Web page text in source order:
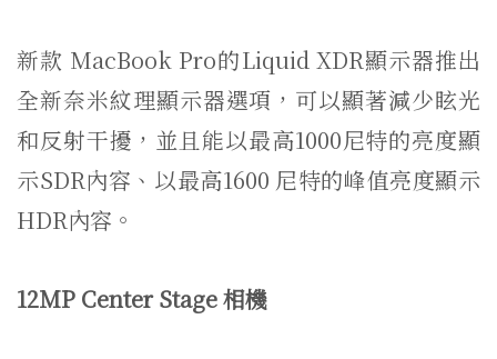
新款 MacBook Pro的Liquid XDR顯示器推出
全新奈米紋理顯示器選項，可以顯著減少眩光
和反射干擾，並且能以最高1000尼特的亮度顯
示SDR內容、以最高1600 尼特的峰值亮度顯示
HDR內容。
12MP Center Stage 相機